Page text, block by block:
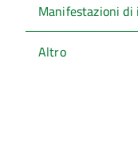
Manifestazioni di
Altro